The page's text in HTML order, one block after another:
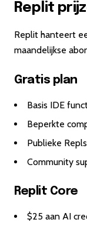
Replit
Replit hanteert
maandelijkse
Gratis plan
Basis IDE
Beperkte
Publieke Repls
Community
Replit Core
$25 aan AI